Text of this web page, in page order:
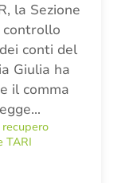
la Sezione
controllo
conti del
Giulia ha
il comma
TARI